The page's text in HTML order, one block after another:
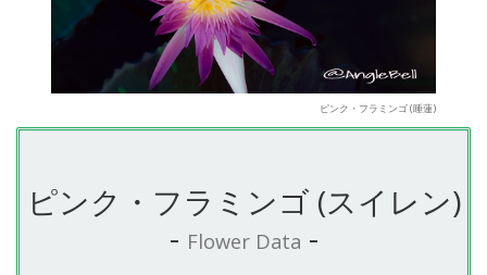
ピンク・フラミンゴ (睡蓮)
ピンク・フラミンゴ (スイレン)
- Flower Data -